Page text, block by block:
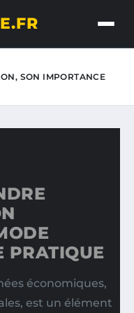
SON IMPORTANCE
PRATIQUE
économiques,
est un élément